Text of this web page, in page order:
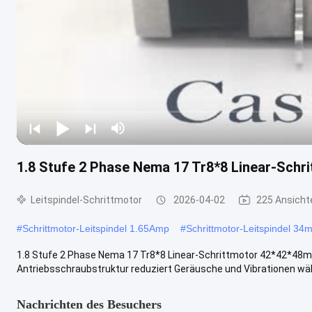
1.8 Stufe 2 Phase Nema 17 Tr8*8 Linear-
Leitspindel-Schrittmotor 2026-04-02 225
#Schrittmotor-Leitspindel 1.65Amp #Schrittmotor-Leitspindel
1.8 Stufe 2 Phase Nema 17 Tr8*8 Linear-Schrittmotor
Antriebsschraubstruktur reduziert Geräusche und Vibrationen
Nachrichten des Besuchers